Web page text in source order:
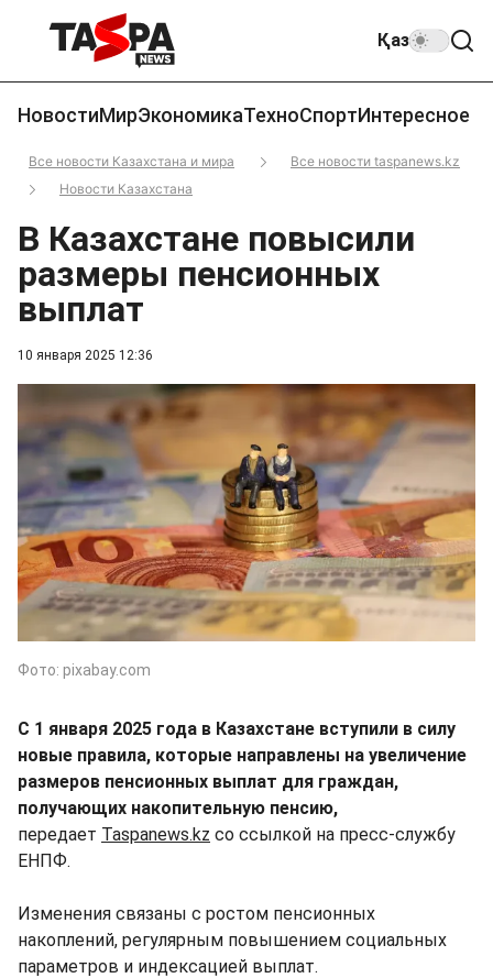
Қаз
НовостиМирЭкономикаТехноСпортИнтересное
Все новости Казахстана и мира
Все новости taspanews.kz
Новости Казахстана
10 января 2025 12:36
В Казахстане повысили
размеры пенсионных
выплат
Фото: pixabay.com
С 1 января 2025 года в Казахстане вступили в силу
новые правила, которые направлены на увеличение
размеров пенсионных выплат для граждан,
получающих накопительную пенсию,
передает Taspanews.kz со ссылкой на пресс-службу
ЕНПФ.
Изменения связаны с ростом пенсионных
накоплений, регулярным повышением социальных
параметров и индексацией выплат.